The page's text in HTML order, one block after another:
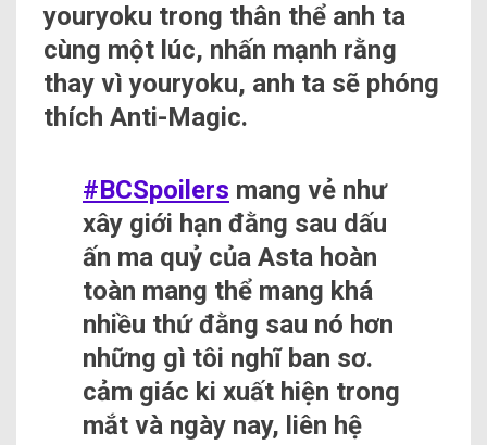
youryoku trong thân thể anh ta
cùng một lúc, nhấn mạnh rằng
thay vì youryoku, anh ta sẽ phóng
thích Anti-Magic.
#BCSpoilers mang vẻ như
xây giới hạn đằng sau dấu
ấn ma quỷ của Asta hoàn
toàn mang thể mang khá
nhiều thứ đằng sau nó hơn
những gì tôi nghĩ ban sơ.
cảm giác ki xuất hiện trong
mắt và ngày nay, liên hệ